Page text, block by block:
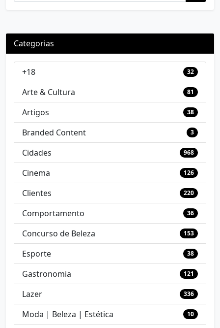
Categorias
+18 32
Arte & Cultura 81
Artigos 38
Branded Content 3
Cidades 968
Cinema 126
Clientes 220
Comportamento 36
Concurso de Beleza 153
Esporte 38
Gastronomia 121
Lazer 336
Moda | Beleza | Estética 10